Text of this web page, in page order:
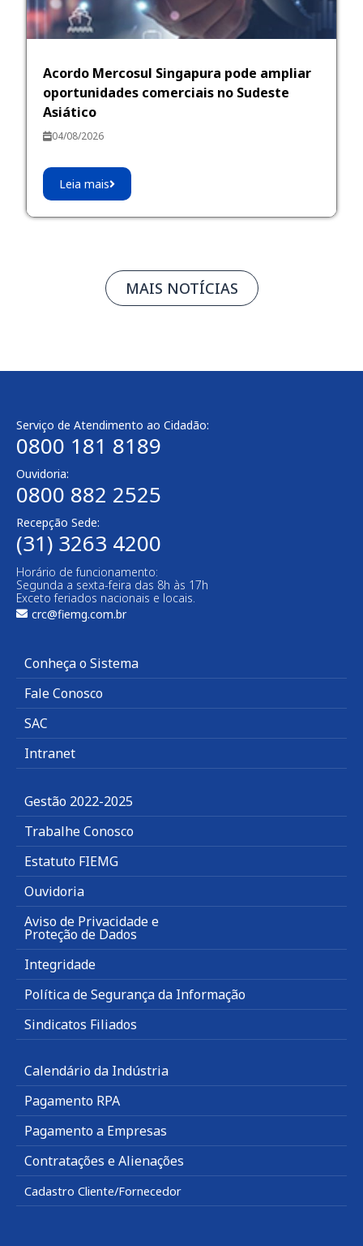
Acordo Mercosul Singapura pode ampliar
oportunidades comerciais no Sudeste
Asiático
04/08/2026
Leia mais
MAIS NOTÍCIAS
Serviço de Atendimento ao Cidadão:
0800 181 8189
Ouvidoria:
0800 882 2525
Recepção Sede:
(31) 3263 4200
Horário de funcionamento:
Segunda a sexta-feira das 8h às 17h
Exceto feriados nacionais e locais.
crc@fiemg.com.br
Conheça o Sistema
Fale Conosco
SAC
Intranet
Gestão 2022-2025
Trabalhe Conosco
Estatuto FIEMG
Ouvidoria
Aviso de Privacidade e
Proteção de Dados
Integridade
Política de Segurança da Informação
Sindicatos Filiados
Calendário da Indústria
Pagamento RPA
Pagamento a Empresas
Contratações e Alienações
Cadastro Cliente/Fornecedor